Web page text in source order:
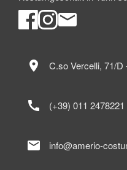
location_on C.so Vercelli, 71/D
call (+39) 011 2478221
mail info@amerio-